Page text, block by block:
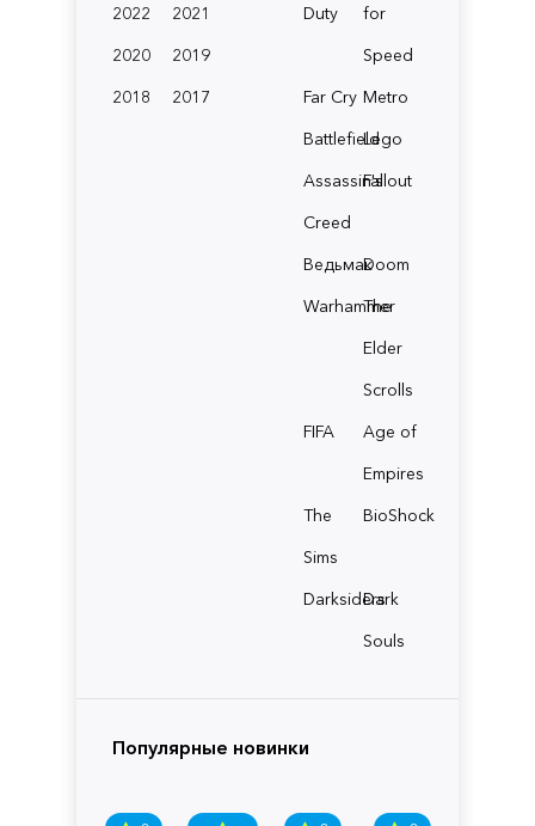
2022
2021
2020
2019
2018
2017
Duty
for
Speed
Far Cry Metro
BattlefieldLego
Assassin's
Creed
Fallout
ВедьмакDoom
Warhammer
The
Elder
Scrolls
FIFA
Age of
Empires
The
Sims
BioShock
Darksiders
Dark
Souls
Популярные новинки